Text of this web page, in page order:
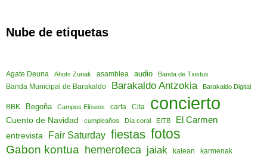
Nube de etiquetas
Agate Deuna Ahots Zuriak asamblea audio
Banda de Txistus
Banda Municipal de Barakaldo
Barakaldo Antzokia Barakaldo Digital
BBK Begoña Campos Elíseos carta Cita concierto
Cuento de Navidad cumpleaños Día coral EITB El Carmen
entrevista Fair Saturday fiestas fotos
Gabon kontua hemeroteca jaiak kalean
karmenak